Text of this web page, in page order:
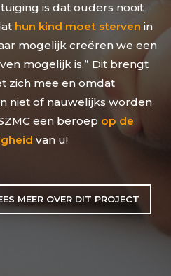
is dat ouders nooit
hun kind moet sterven in
mogelijk creëren we een
mogelijk is.” Dit brengt
zich mee en omdat
niet of nauwelijks worden
een beroep op de
van u!
MEER OVER DIT PROJECT